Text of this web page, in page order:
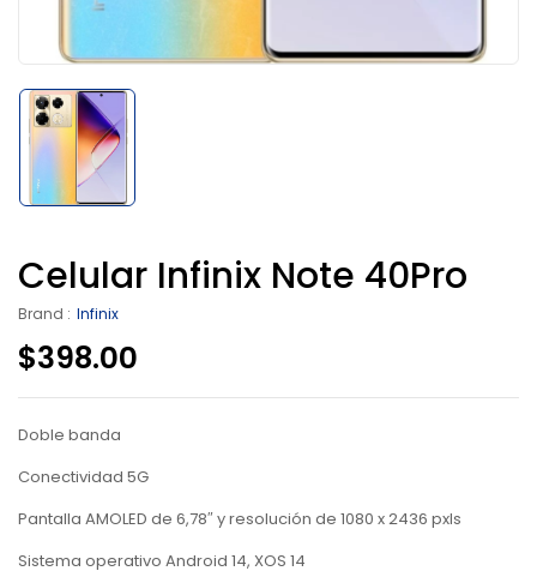
Celular Infinix Note 40Pro
Brand : Infinix
$398.00
Doble banda
Conectividad 5G
Pantalla AMOLED de 6,78″ y resolución de 1080 x 2436 pxls
Sistema operativo Android 14, XOS 14